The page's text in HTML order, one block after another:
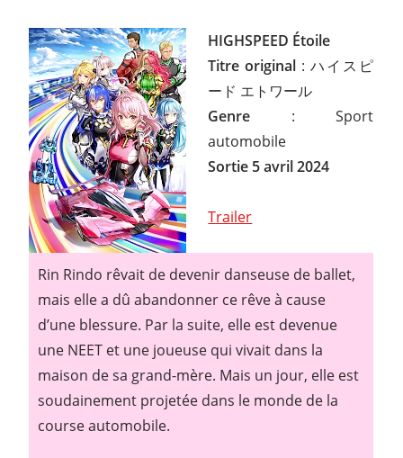
HIGHSPEED Étoile
Titre original : ハイスピ
ード エトワール
Genre : Sport
automobile
Sortie 5 avril 2024
Trailer
Rin Rindo rêvait de devenir danseuse de ballet,
mais elle a dû abandonner ce rêve à cause
d’une blessure. Par la suite, elle est devenue
une NEET et une joueuse qui vivait dans la
maison de sa grand-mère. Mais un jour, elle est
soudainement projetée dans le monde de la
course automobile.